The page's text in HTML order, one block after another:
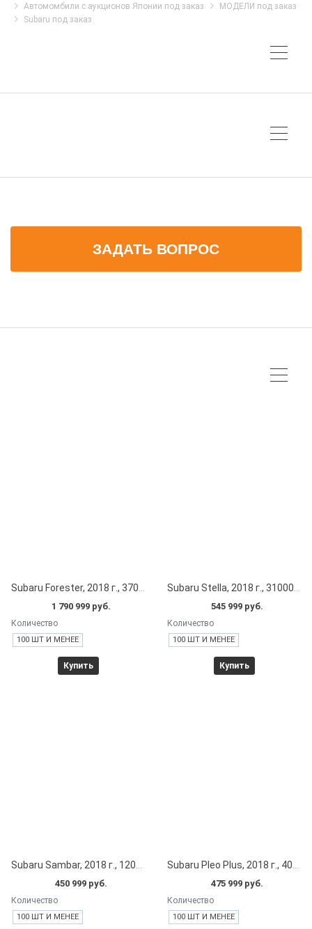
Автомомбили с аукционов Японии под заказ
МОДЕЛИ под заказ
Subaru под заказ
ЗАДАТЬ ВОПРОС
1 790 999 руб.
Количество
100 ШТ И МЕНЕЕ
Купить
545 999 руб.
Количество
100 ШТ И МЕНЕЕ
Купить
Subaru Sambar, 2018 г., 12000 км под заказ с японских автоаукционов
450 999 руб.
Количество
100 ШТ И МЕНЕЕ
Subaru Pleo Plus, 2018 г., 4000 км под заказ с японских автоаукционов
475 999 руб.
Количество
100 ШТ И МЕНЕЕ